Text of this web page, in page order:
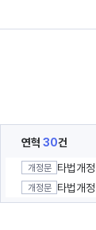
연혁 30건
개정문 타법개
개정문 타법개